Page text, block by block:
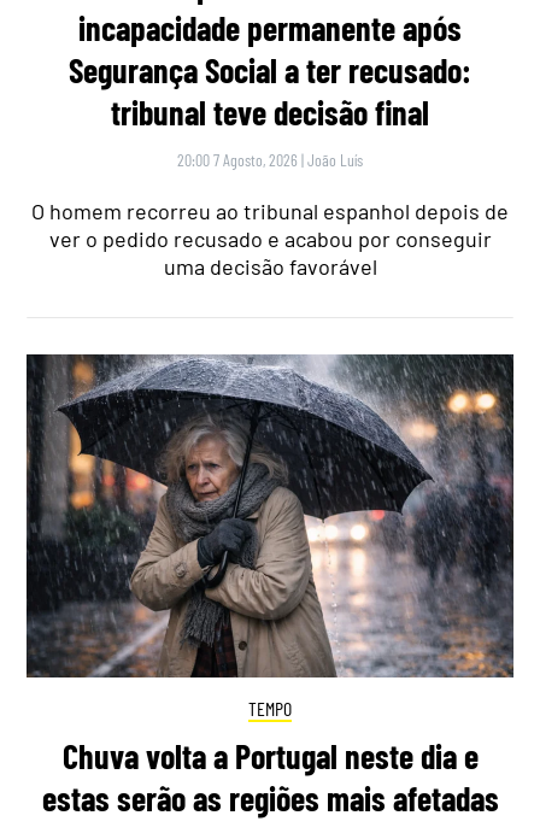
incapacidade permanente após
Segurança Social a ter recusado:
tribunal teve decisão final
20:00 7 Agosto, 2026 |João Luís
O homem recorreu ao tribunal espanhol depois de
ver o pedido recusado e acabou por conseguir
uma decisão favorável
TEMPO
Chuva volta a Portugal neste dia e
estas serão as regiões mais afetadas